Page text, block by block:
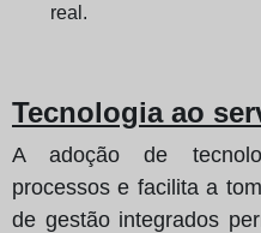
real.
Tecnologia ao
A adoção de
processos e facilita a
de gestão integrados